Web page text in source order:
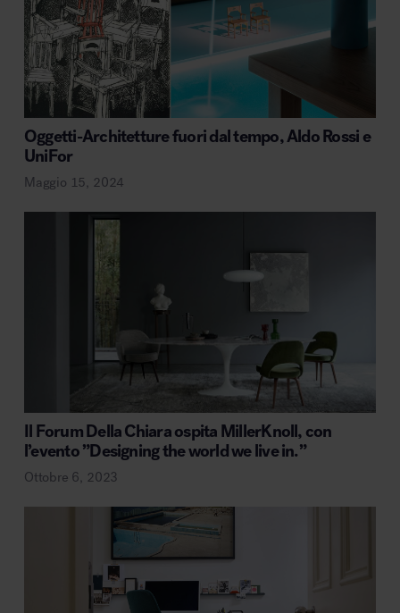
Oggetti-Architetture fuori dal tempo, Aldo Rossi e
UniFor
Maggio 15, 2024
Il Forum Della Chiara ospita MillerKnoll, con
l’evento ”Designing the world we live in.”
Ottobre 6, 2023